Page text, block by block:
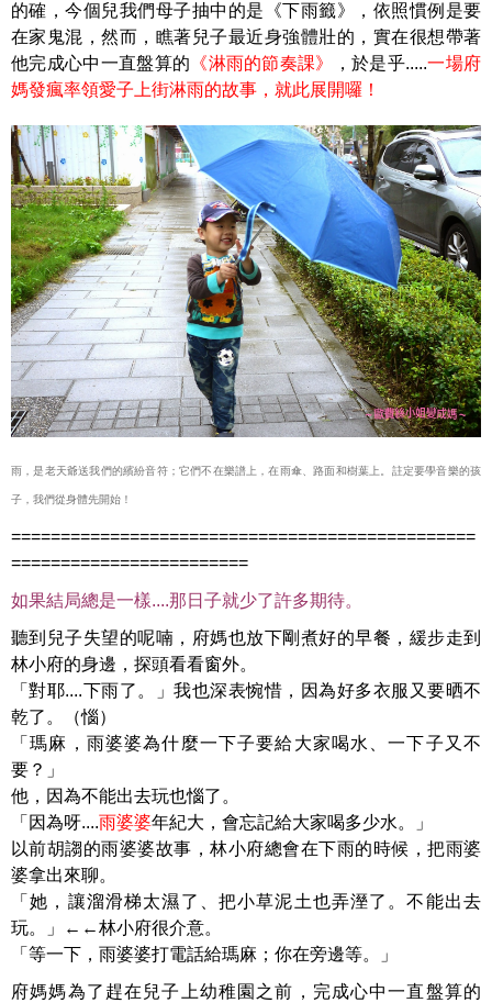
的確，今個兒我們母子抽中的是《下雨籤》，依照慣例是要
在家鬼混，然而，瞧著兒子最近身強體壯的，實在很想帶著
他完成心中一直盤算的 《淋雨的節奏課》 ，於是乎.....一場府
媽發瘋率領愛子上街淋雨的故事，就此展開囉！
雨，是老天爺送我們的繽紛音符；它們不在樂譜上，在雨傘、路面和樹葉上。註定要學音樂的孩
子，我們從身體先開始！
===============================================
========================
如果結局總是一樣....那日子就少了許多期待。
聽到兒子失望的呢喃，府媽也放下剛煮好的早餐，緩步走到
林小府的身邊，探頭看看窗外。
「對耶....下雨了。」我也深表惋惜，因為好多衣服又要晒不
乾了。（惱）
「瑪麻，雨婆婆為什麼一下子要給大家喝水、一下子又不
要？」
他，因為不能出去玩也惱了。
「因為呀....雨婆婆年紀大，會忘記給大家喝多少水。」
以前胡謅的雨婆婆故事，林小府總會在下雨的時候，把雨婆
婆拿出來聊。
「她，讓溜滑梯太濕了、把小草泥土也弄溼了。不能出去
玩。」←←林小府很介意。
「等一下，雨婆婆打電話給瑪麻；你在旁邊等。」
府媽媽為了趕在兒子上幼稚園之前，完成心中一直盤算的